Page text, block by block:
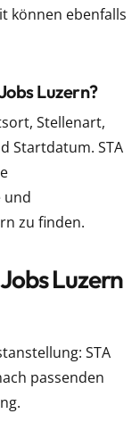
können ebenfalls
Luzern?
Stellenart,
Startdatum. STA
und
zu finden.
Luzern
STA
passenden